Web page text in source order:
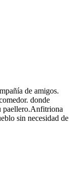
de amigos.
donde
paellero.Anfitriona
sin necesidad de